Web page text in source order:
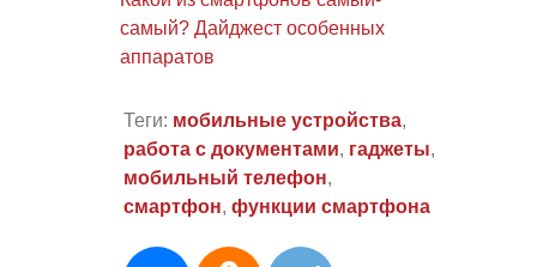
самый? Дайджест особенных
аппаратов
Теги: мобильные устройства,
работа с документами, гаджеты,
мобильный телефон,
смартфон, функции смартфона